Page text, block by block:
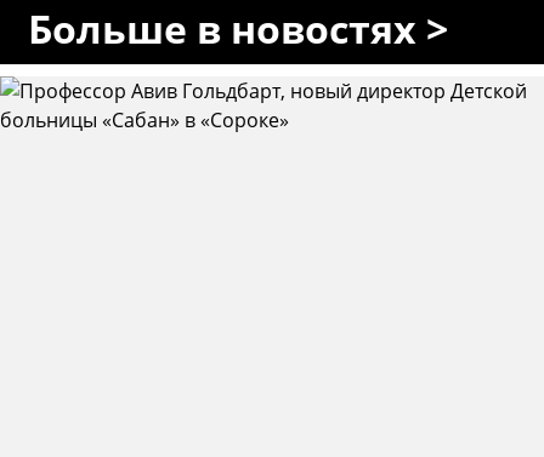
Больше в новостях >